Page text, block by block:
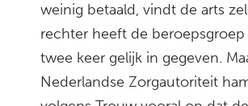
weinig betaald, vindt de arts
rechter heeft de beroepsgroep
twee keer gelijk in gegeven.
Nederlandse Zorgautoriteit